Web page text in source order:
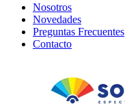
Nosotros
Novedades
Preguntas Frecuentes
Contacto